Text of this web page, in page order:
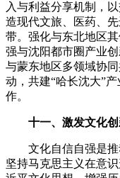
入与利益分享机制，
造现代文旅、医药、
带。强化与东北地区
强与沈阳都市圈产业
与蒙东地区多领域协
动，共建“哈长沈大”
作。
十一、激发文化
文化自信自强是推
坚持马克思主义在意